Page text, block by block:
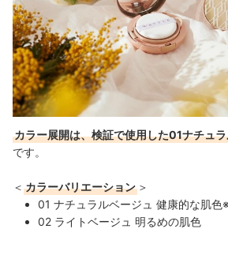
カラー展開は、検証で使用した01ナチュ
です。
＜ カラーバリエーション ＞
01 ナチュラルベージュ 健康的な肌色
02 ライトベージュ 明るめの肌色